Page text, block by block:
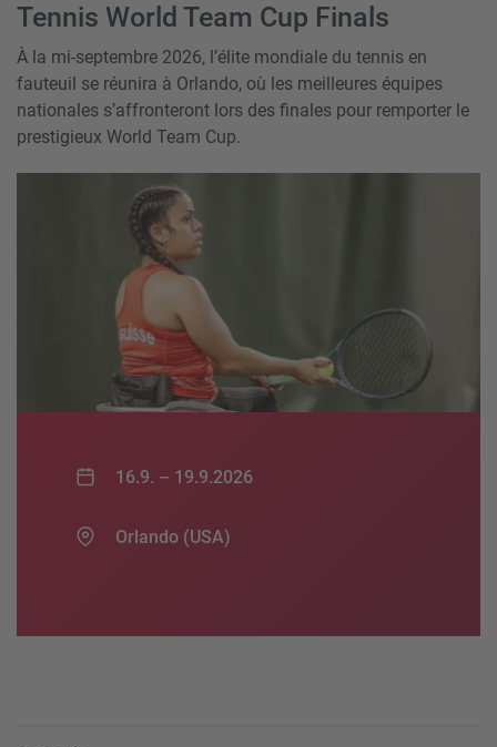
Tennis World Team Cup Finals
À la mi-septembre 2026, l’élite mondiale du tennis en
fauteuil se réunira à Orlando, où les meilleures équipes
nationales s’affronteront lors des finales pour remporter le
prestigieux World Team Cup.
16.9. – 19.9.2026
Orlando (USA)